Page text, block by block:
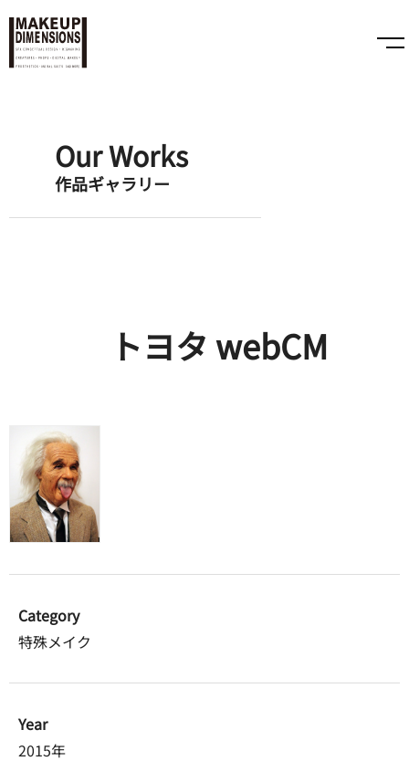
Our Works
作品ギャラリー
トヨタ webCM
Category
特殊メイク
Year
2015年